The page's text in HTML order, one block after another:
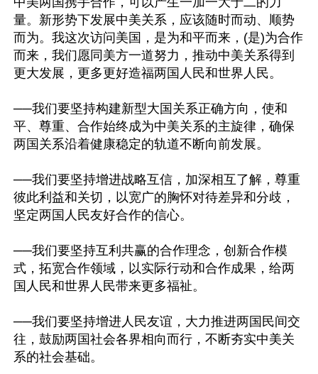
量。新形势下发展中美关系，应该随时而动、顺势
而为。我这次访问美国，是为和平而来，(是)为合作
而来，我们愿同美方一道努力，推动中美关系得到
更大发展，更多更好造福两国人民和世界人民。
──我们要坚持构建新型大国关系正确方向，使和
平、尊重、合作始终成为中美关系的主旋律，确保
两国关系沿着健康稳定的轨道不断向前发展。
──我们要坚持增进战略互信，加深相互了解，尊重
彼此利益和关切，以宽广的胸怀对待差异和分歧，
坚定两国人民友好合作的信心。
──我们要坚持互利共赢的合作理念，创新合作模
式，拓宽合作领域，以实际行动和合作成果，给两
国人民和世界人民带来更多福祉。
──我们要坚持增进人民友谊，大力推进两国民间交
往，鼓励两国社会各界相向而行，不断夯实中美关
系的社会基础。